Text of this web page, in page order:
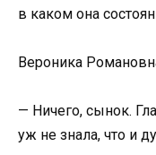
в каком она
Вероника
— Ничего, сынок.
уж не знала, что и